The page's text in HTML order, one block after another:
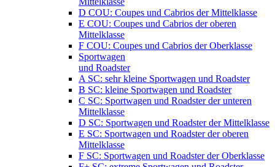
D COU: Coupes und Cabrios der Mittelklasse
E COU: Coupes und Cabrios der oberen
Mittelklasse
F COU: Coupes und Cabrios der Oberklasse
Sportwagen
und Roadster
A SC: sehr kleine Sportwagen und Roadster
B SC: kleine Sportwagen und Roadster
C SC: Sportwagen und Roadster der unteren
Mittelklasse
D SC: Sportwagen und Roadster der Mittelklasse
E SC: Sportwagen und Roadster der oberen
Mittelklasse
F SC: Sportwagen und Roadster der Oberklasse